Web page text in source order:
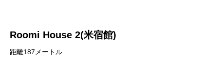
Roomi House 2(米宿館)
距離187メートル